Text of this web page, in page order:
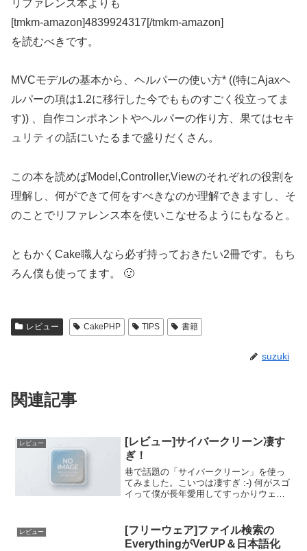
リファレンス本よりも
[tmkm-amazon]4839924317[/tmkm-amazon]
を読むべきです。
MVCモデルの基本から、ヘルパーの使い方* ((特にAjaxヘ
ルパーの項は1.2に移行した今でもものすごく役立ってま
す)) 、自作コンポネントやヘルパーの作り方、果てはセキ
ュリティの話にいたるまで盛りだくさん。
この本を読めばModel,Controller,Viewのそれぞれの役割を
理解し、何ができて何をすべきなのか理解できますし、そ
のことでリファレンス本を使いこなせるようにもなると。
ともかくCake職人なら必ず持っておきたい2冊です。もち
ろん僕も使ってます。 🙂
レビュー CakePHP TIPS 書籍
suzuki
関連記事
レビュー
[レビュー]サイバークリーン凄す
ぎ！
巷で話題の「サイバークリーン」を使っ
てみました。こいつは凄すぎ :-) 何がスゴ
イって僕が長年愛用してすっかりウェザ
使用前の写真とっときゃよかった。愛用
の東芝製ＨＤＤレ...
レビュー
[フリーウェア]ファイル検索の
EverythingがVerUP＆日本語化